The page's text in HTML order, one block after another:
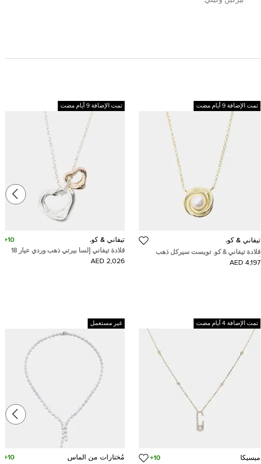
تمت الإضافة 9 أيام مضت
تيفاني & كو.
قلادة تيفاني & كو. تويست سيركل ذهب
أصفر عيار 18 للنساء
4,197 AED
تمت الإضافة 9 أيام مضت
تيفاني & كو. 10+
قلادة تيفاني إلسا بيرتي ذهب وردي عيار 18
فضة استرليني 925 نسائية
2,026 AED
تمت الإضافة 4 أيام مضت
ميسيكا 10+
غير مستعمل
مُختارات من الماس 10+